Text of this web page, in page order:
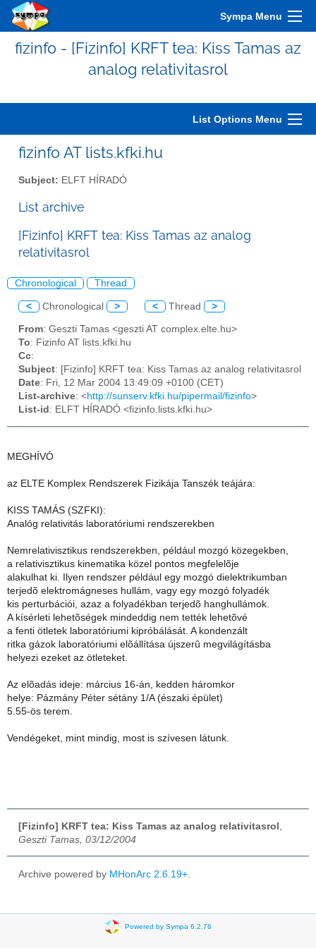
Sympa Menu
fizinfo - [Fizinfo] KRFT tea: Kiss Tamas az
analog relativitasrol
List Options Menu
fizinfo AT lists.kfki.hu
Subject: ELFT HÍRADÓ
List archive
[Fizinfo] KRFT tea: Kiss Tamas az analog
relativitasrol
Chronological Thread
< Chronological > < Thread >
From: Geszti Tamas <geszti AT complex.elte.hu>
To: Fizinfo AT lists.kfki.hu
Cc:
Subject: [Fizinfo] KRFT tea: Kiss Tamas az analog relativitasrol
Date: Fri, 12 Mar 2004 13:49:09 +0100 (CET)
List-archive: <http://sunserv.kfki.hu/pipermail/fizinfo>
List-id : ELFT HÍRADÓ <fizinfo.lists.kfki.hu>
MEGHÍVÓ
az ELTE Komplex Rendszerek Fizikája Tanszék teájára:
KISS TAMÁS (SZFKI):
Analóg relativitás laboratóriumi rendszerekben
Nemrelativisztikus rendszerekben, például mozgó közegekben,
a relativisztikus kinematika közel pontos megfelelõje
alakulhat ki. Ilyen rendszer például egy mozgó dielektrikumban
terjedõ elektromágneses hullám, vagy egy mozgó folyadék
kis perturbációi, azaz a folyadékban terjedõ hanghullámok.
A kísérleti lehetõségek mindeddig nem tették lehetõvé
a fenti ötletek laboratóriumi kipróbálását. A kondenzált
ritka gázok laboratóriumi elõállítása újszerû megvilágításba
helyezi ezeket az ötleteket.
Az elõadás ideje: március 16-án, kedden háromkor
helye: Pázmány Péter sétány 1/A (északi épület)
5.55-ös terem.
Vendégeket, mint mindig, most is szívesen látunk.
[Fizinfo] KRFT tea: Kiss Tamas az analog relativitasrol
Geszti Tamas, 03/12/2004
Archive powered by MHonArc 2.6.19+
Powered by Sympa 6.2.76